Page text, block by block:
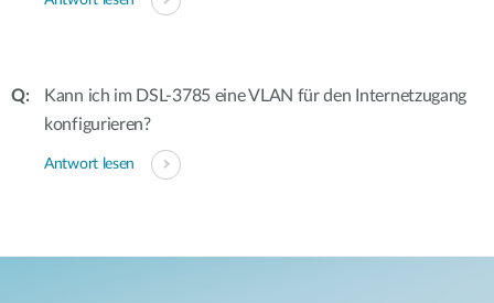
Kann ich im DSL-3785 eine VLAN für den Internetzugang
konfigurieren?
Antwort lesen